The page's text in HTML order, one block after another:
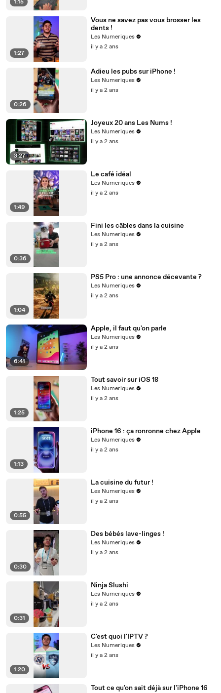
1:15
1:27
Vous ne savez pas vous brosser les
dents !
Les Numeriques
il y a 2 ans
0:26
Adieu les pubs sur iPhone !
Les Numeriques
il y a 2 ans
3:27
Joyeux 20 ans Les Nums !
Les Numeriques
il y a 2 ans
1:49
Le café idéal
Les Numeriques
il y a 2 ans
0:36
Fini les câbles dans la cuisine
Les Numeriques
il y a 2 ans
1:04
PS5 Pro : une annonce décevante ?
Les Numeriques
il y a 2 ans
6:41
Apple, il faut qu'on parle
Les Numeriques
il y a 2 ans
1:25
Tout savoir sur iOS 18
Les Numeriques
il y a 2 ans
1:13
iPhone 16 : ça ronronne chez Apple
Les Numeriques
il y a 2 ans
0:55
La cuisine du futur !
Les Numeriques
il y a 2 ans
0:30
Des bébés lave-linges !
Les Numeriques
il y a 2 ans
0:31
Ninja Slushi
Les Numeriques
il y a 2 ans
1:20
C'est quoi l'IPTV ?
Les Numeriques
il y a 2 ans
Tout ce qu'on sait déjà sur l'iPhone 16